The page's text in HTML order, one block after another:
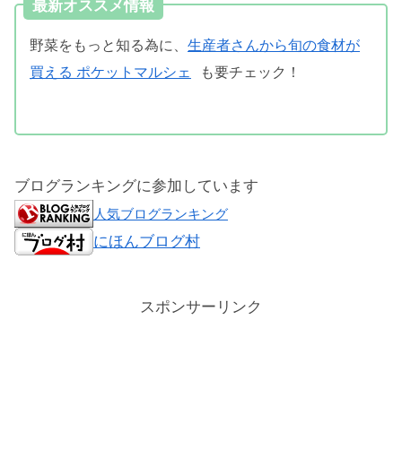
最新オススメ情報
野菜をもっと知る為に、 生産者さんから旬の食材が
買える ポケットマルシェ
も要チェック！
ブログランキングに参加しています
人気ブログランキング
にほんブログ村
スポンサーリンク